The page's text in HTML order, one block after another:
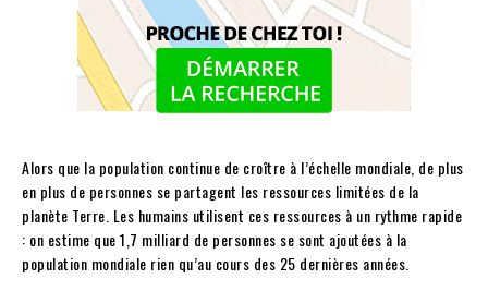
Alors que la population continue de croître à l’échelle mondiale, de plus
en plus de personnes se partagent les ressources limitées de la
planète Terre. Les humains utilisent ces ressources à un rythme rapide
: on estime que 1,7 milliard de personnes se sont ajoutées à la
population mondiale rien qu’au cours des 25 dernières années.